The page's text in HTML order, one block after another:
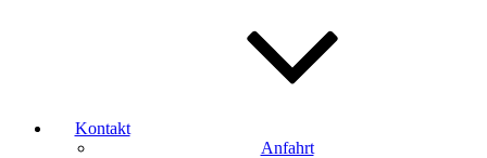
Kontakt
Anfahrt